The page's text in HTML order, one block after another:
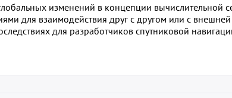
изменений в концепции вычислительной
для взаимодействия друг с другом или с
для разработчиков спутниковой